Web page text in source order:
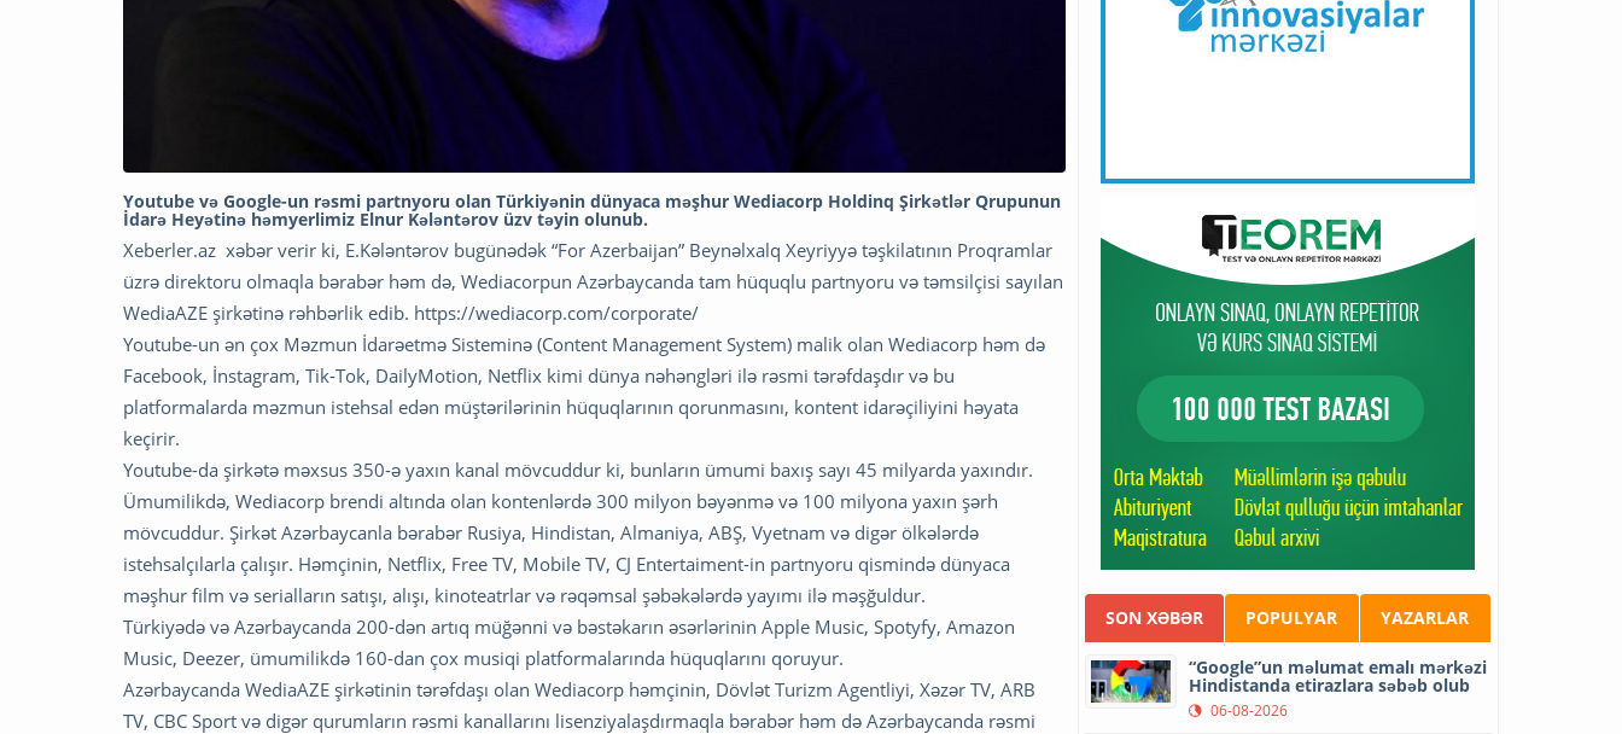
Youtube və Google-un rəsmi partnyoru olan Türkiyənin dünyaca məşhur Wediacorp Holdinq Şirkətlər Qrupunun
İdarə Heyətinə həmyerlimiz Elnur Kələntərov üzv təyin olunub.
Xeberler.az xəbər verir ki, E.Kələntərov bugünədək “For Azerbaijan” Beynəlxalq Xeyriyyə təşkilatının Proqramlar
üzrə direktoru olmaqla bərabər həm də, Wediacorpun Azərbaycanda tam hüquqlu partnyoru və təmsilçisi sayılan
WediaAZE şirkətinə rəhbərlik edib. https://wediacorp.com/corporate/
Youtube-un ən çox Məzmun İdarəetmə Sisteminə (Content Management System) malik olan Wediacorp həm də
Facebook, İnstagram, Tik-Tok, DailyMotion, Netflix kimi dünya nəhəngləri ilə rəsmi tərəfdaşdır və bu
platformalarda məzmun istehsal edən müştərilərinin hüquqlarının qorunmasını, kontent idarəçiliyini həyata
keçirir.
Youtube-da şirkətə məxsus 350-ə yaxın kanal mövcuddur ki, bunların ümumi baxış sayı 45 milyarda yaxındır.
Ümumilikdə, Wediacorp brendi altında olan kontenlərdə 300 milyon bəyənmə və 100 milyona yaxın şərh
mövcuddur. Şirkət Azərbaycanla bərabər Rusiya, Hindistan, Almaniya, ABŞ, Vyetnam və digər ölkələrdə
istehsalçılarla çalışır. Həmçinin, Netflix, Free TV, Mobile TV, CJ Entertaiment-in partnyoru qismində dünyaca
məşhur film və serialların satışı, alışı, kinoteatrlar və rəqəmsal şəbəkələrdə yayımı ilə məşğuldur.
Türkiyədə və Azərbaycanda 200-dən artıq müğənni və bəstəkarın əsərlərinin Apple Music, Spotyfy, Amazon
Music, Deezer, ümumilikdə 160-dan çox musiqi platformalarında hüquqlarını qoruyur.
Azərbaycanda WediaAZE şirkətinin tərəfdaşı olan Wediacorp həmçinin, Dövlət Turizm Agentliyi, Xəzər TV, ARB
TV, CBC Sport və digər qurumların rəsmi kanallarını lisenziyalaşdırmaqla bərabər həm də Azərbaycanda rəsmi
SON XƏBƏR POPULYAR YAZARLAR
“Google”un məlumat emalı mərkəzi
Hindistanda etirazlara səbəb olub
06-08-2026